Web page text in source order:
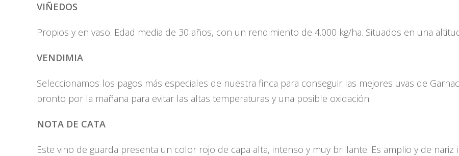
VIÑEDOS
Propios y en vaso. Edad media de 30 años, con un rendimiento de 4.000 kg/ha. Situados en una
VENDIMIA
Seleccionamos los pagos más especiales de nuestra finca para conseguir las mejores uvas de
pronto por la mañana para evitar las altas temperaturas y una posible oxidación.
NOTA DE CATA
Este vino de guarda presenta un color rojo de capa alta, intenso y muy brillante. Es amplio y de